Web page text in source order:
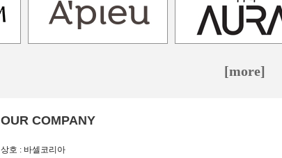
[more]
OUR COMPANY
상호 : 바셀코리아